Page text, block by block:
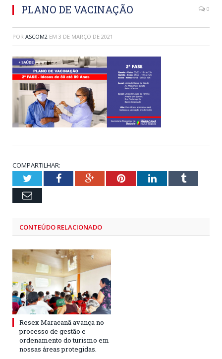
PLANO DE VACINAÇÃO 0
POR ASCOM2 EM 3 DE MARÇO DE 2021
COMPARTILHAR:
TwitterFacebookGoogle+PinterestLinkedInTumblr
Email
CONTEÚDO RELACIONADO
Resex Maracanã avança no
processo de gestão e
ordenamento do turismo em
nossas áreas protegidas.